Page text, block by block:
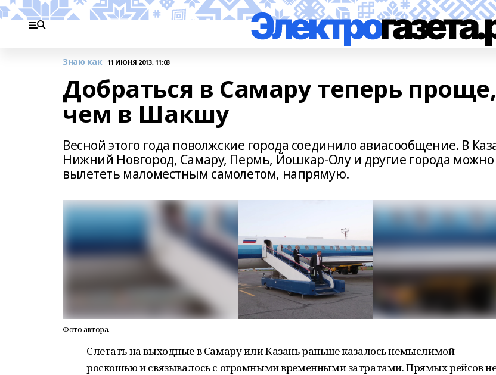
Знаю как 11 ИЮНЯ 2013, 11:03
Добраться в Самару теперь проще,
чем в Шакшу
Весной этого года поволжские города соединило авиасообщение. В
Нижний Новгород, Самару, Пермь, Йошкар-Олу и другие города можно
вылететь маломестным самолетом, напрямую.
Фото автора.
Слетать на выходные в Самару или Казань раньше казалось немыслимой
роскошью и связывалось с огромными временными затратами. Прямых рейсов